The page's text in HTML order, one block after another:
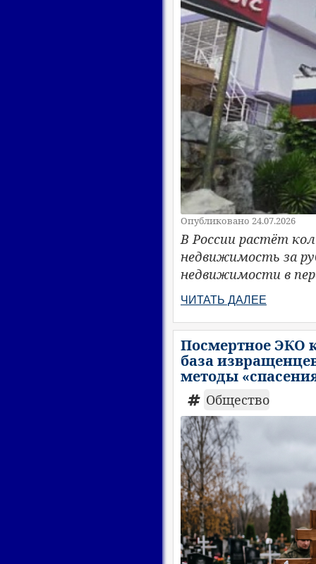
Опубликовано 24.07.2026
В России растёт
недвижимость за
недвижимости в
ЧИТАТЬ ДАЛЕЕ
Посмертное ЭКО
база
методы
Общество